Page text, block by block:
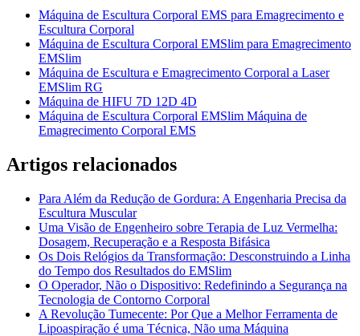
Máquina de Escultura Corporal EMS para Emagrecimento e
Escultura Corporal
Máquina de Escultura Corporal EMSlim para Emagrecimento
EMSlim
Máquina de Escultura e Emagrecimento Corporal a Laser
EMSlim RG
Máquina de HIFU 7D 12D 4D
Máquina de Escultura Corporal EMSlim Máquina de
Emagrecimento Corporal EMS
Artigos relacionados
Para Além da Redução de Gordura: A Engenharia Precisa da
Escultura Muscular
Uma Visão de Engenheiro sobre Terapia de Luz Vermelha:
Dosagem, Recuperação e a Resposta Bifásica
Os Dois Relógios da Transformação: Desconstruindo a Linha
do Tempo dos Resultados do EMSlim
O Operador, Não o Dispositivo: Redefinindo a Segurança na
Tecnologia de Contorno Corporal
A Revolução Tumecente: Por Que a Melhor Ferramenta de
Lipoaspiração é uma Técnica, Não uma Máquina